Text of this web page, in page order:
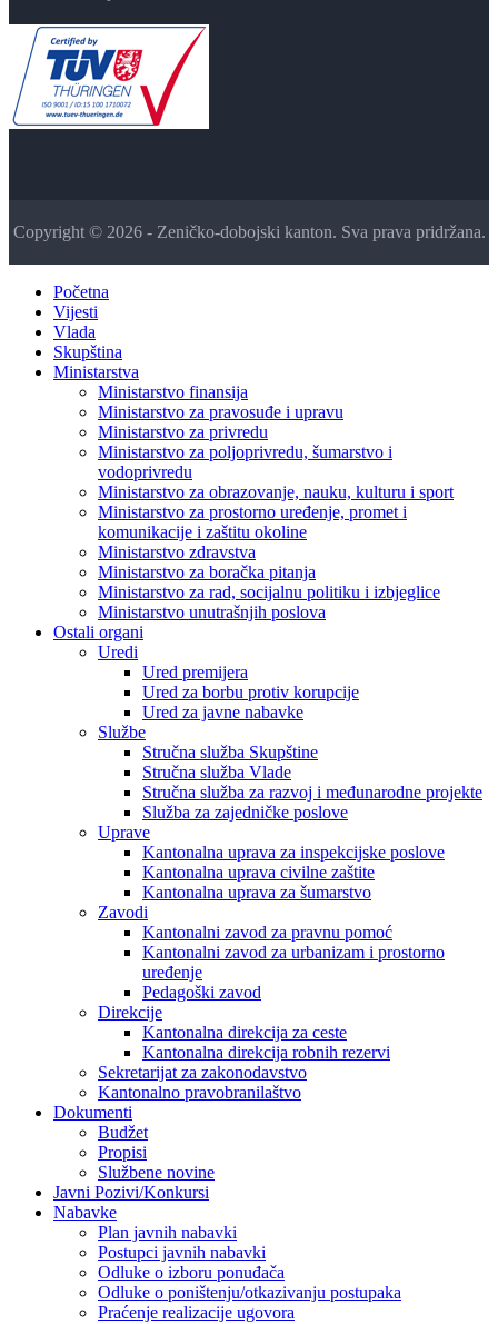
Copyright © 2026 - Zeničko-dobojski kanton. Sva prava pridržana.
Početna
Vijesti
Vlada
Skupština
Ministarstva
Ministarstvo finansija
Ministarstvo za pravosuđe i upravu
Ministarstvo za privredu
Ministarstvo za poljoprivredu, šumarstvo i
vodoprivredu
Ministarstvo za obrazovanje, nauku, kulturu i sport
Ministarstvo za prostorno uređenje, promet i
komunikacije i zaštitu okoline
Ministarstvo zdravstva
Ministarstvo za boračka pitanja
Ministarstvo za rad, socijalnu politiku i izbjeglice
Ministarstvo unutrašnjih poslova
Ostali organi
Uredi
Ured premijera
Ured za borbu protiv korupcije
Ured za javne nabavke
Službe
Stručna služba Skupštine
Stručna služba Vlade
Stručna služba za razvoj i međunarodne projekte
Služba za zajedničke poslove
Uprave
Kantonalna uprava za inspekcijske poslove
Kantonalna uprava civilne zaštite
Kantonalna uprava za šumarstvo
Zavodi
Kantonalni zavod za pravnu pomoć
Kantonalni zavod za urbanizam i prostorno
uređenje
Pedagoški zavod
Direkcije
Kantonalna direkcija za ceste
Kantonalna direkcija robnih rezervi
Sekretarijat za zakonodavstvo
Kantonalno pravobranilaštvo
Dokumenti
Budžet
Propisi
Službene novine
Javni Pozivi/Konkursi
Nabavke
Plan javnih nabavki
Postupci javnih nabavki
Odluke o izboru ponuđača
Odluke o poništenju/otkazivanju postupaka
Praćenje realizacije ugovora